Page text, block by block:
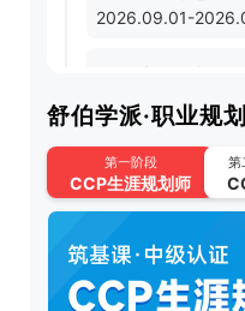
2026.09.01-
2026.09.11-
UAPM高考志愿
2026.09.22-
CCP生涯规划师
2026.10.02-
舒伯学派·职业规
第一阶段
CCP生涯规划师
第